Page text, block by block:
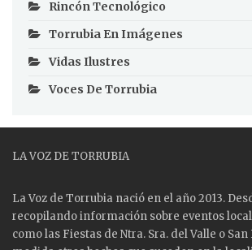
Rincón Tecnológico
Torrubia En Imágenes
Vidas Ilustres
Voces De Torrubia
LA VOZ DE TORRUBIA
La Voz de Torrubia nació en el año 2013.
recopilando información sobre eventos
como las Fiestas de Ntra. Sra. del Valle o